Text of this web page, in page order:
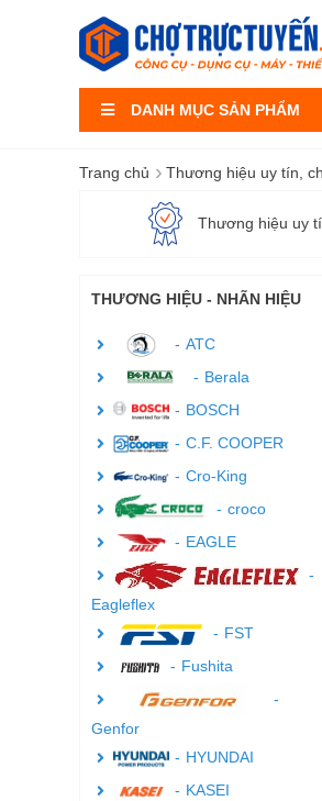
DANH MỤC SẢN PHẨM
Trang chủ › Thương hiệu uy tín,
Thương hiệu uy
THƯƠNG HIỆU - NHÃN HIỆU
ATC
Berala
BOSCH
C.F. COOPER
Cro-King
croco
EAGLE
Eagleflex
FST
Fushita
Genfor
HYUNDAI
KASEI